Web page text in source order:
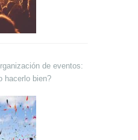
de eventos:
hacerlo bien?